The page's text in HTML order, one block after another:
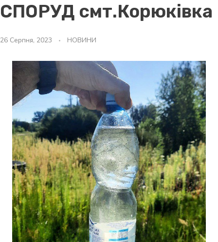
СПОРУД смт.Корюківка
26 Серпня, 2023 НОВИНИ